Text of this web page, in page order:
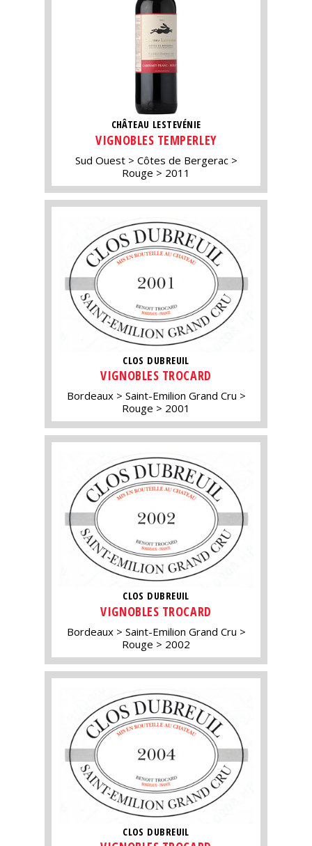
CHÂTEAU LESTEVÉNIE
VIGNOBLES TEMPERLEY
Sud Ouest
Côtes de Bergerac
Rouge
2011
CLOS DUBREUIL
VIGNOBLES TROCARD
Bordeaux
Saint-Emilion Grand Cru
Rouge
2001
CLOS DUBREUIL
VIGNOBLES TROCARD
Bordeaux
Saint-Emilion Grand Cru
Rouge
2002
CLOS DUBREUIL